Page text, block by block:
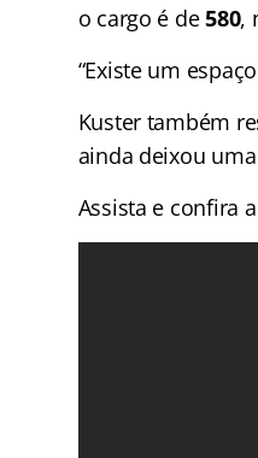
o cargo é de580,
“Existe um
Kuster também
ainda deixou
Assista e confira